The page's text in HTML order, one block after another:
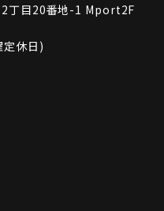
2丁目20番地-1 Mport2F
休日)